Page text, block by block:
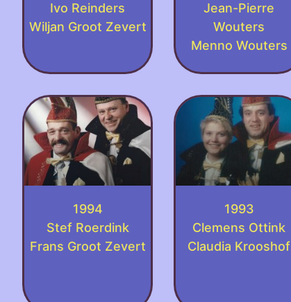
Ivo Reinders
Wiljan Groot Zevert
Jean-Pierre
Wouters
Menno Wouters
1994
Stef Roerdink
Frans Groot Zevert
1993
Clemens Ottink
Claudia Krooshof